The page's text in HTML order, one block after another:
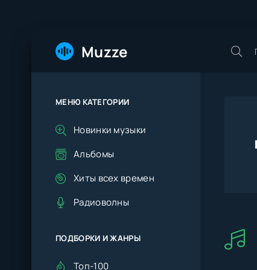
Muzze
МЕНЮ КАТЕГОРИИ
Новинки музыки
Альбомы
Хиты всех времен
Радиоволны
ПОДБОРКИ И ЖАНРЫ
Топ-100